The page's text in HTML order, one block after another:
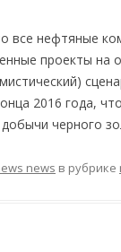
все нефтяные
проекты на
2016 гoда,
черного
news в рубрике